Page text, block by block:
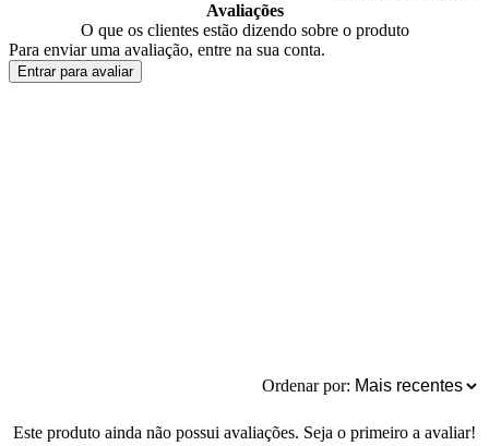
Avaliações
O que os clientes estão dizendo sobre o produto
Para enviar uma avaliação, entre na sua conta.
Entrar para avaliar
Ordenar por:
Este produto ainda não possui avaliações. Seja o primeiro a avaliar!